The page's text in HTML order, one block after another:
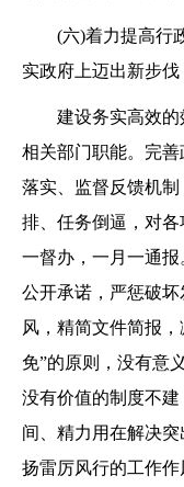
(六)着力提高行
实政府上迈出新步伐
建设务实高效
相关部门职能。完
落实、监督反馈机
排、任务倒逼，对
一督办，一月一通
公开承诺，严惩破
风，精简文件简报
免”的原则，没有意
没有价值的制度不
间、精力用在解决
扬雷厉风行的工作